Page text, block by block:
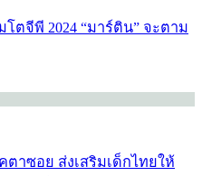
โตจีพี 2024 “มาร์ติน” จะตาม
ตาซอย ส่งเสริมเด็กไทยให้